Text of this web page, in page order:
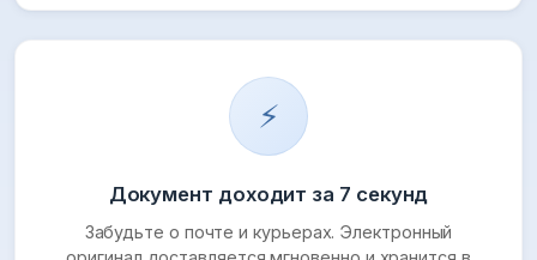
⚡
Документ доходит за 7 секунд
Забудьте о почте и курьерах. Электронный